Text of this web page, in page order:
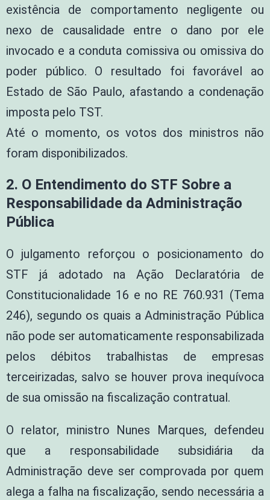
existência de comportamento negligente ou
nexo de causalidade entre o dano por ele
invocado e a conduta comissiva ou omissiva do
poder público. O resultado foi favorável ao
Estado de São Paulo, afastando a condenação
imposta pelo TST.
Até o momento, os votos dos ministros não
foram disponibilizados.
2. O Entendimento do STF Sobre a
Responsabilidade da Administração
Pública
O julgamento reforçou o posicionamento do
STF já adotado na Ação Declaratória de
Constitucionalidade 16 e no RE 760.931 (Tema
246), segundo os quais a Administração Pública
não pode ser automaticamente responsabilizada
pelos débitos trabalhistas de empresas
terceirizadas, salvo se houver prova inequívoca
de sua omissão na fiscalização contratual.
O relator, ministro Nunes Marques, defendeu
que a responsabilidade subsidiária da
Administração deve ser comprovada por quem
alega a falha na fiscalização, sendo necessária a